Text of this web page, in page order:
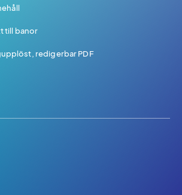
till banor
redigerbar PDF